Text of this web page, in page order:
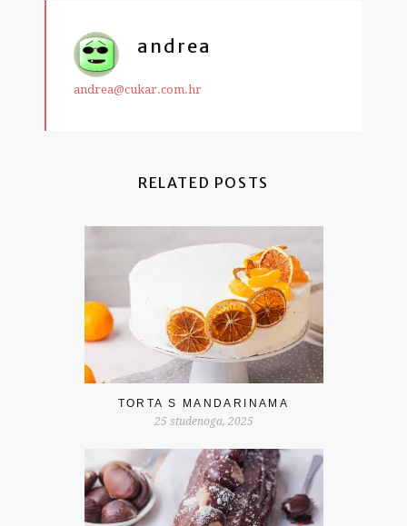
andrea
andrea@cukar.com.hr
RELATED POSTS
TORTA S MANDARINAMA
25 studenoga, 2025